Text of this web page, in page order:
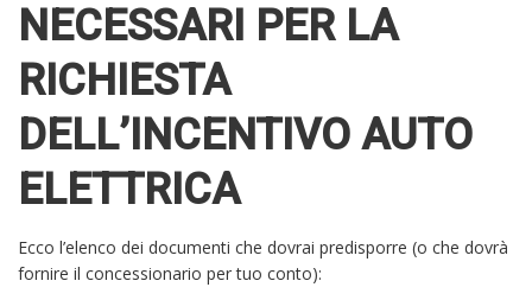
NECESSARI PER LA
RICHIESTA
DELL’INCENTIVO AUTO
ELETTRICA
Ecco l’elenco dei documenti che dovrai predisporre (o che dovrà
fornire il concessionario per tuo conto):